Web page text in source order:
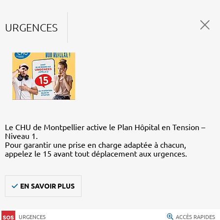
URGENCES
Le CHU de Montpellier active le Plan Hôpital en Tension –
Niveau 1.
Pour garantir une prise en charge adaptée à chacun,
appelez le 15 avant tout déplacement aux urgences.
EN SAVOIR PLUS
URGENCES ACCÈS RAPIDES